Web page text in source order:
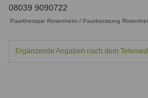
Qualitätssicherung
Familienthemen
Systemischer Ansatz
Ausbildungsinstitute
Fortbildungen
Sitemap
08039 9090722
Paartherapie Rosenheim / Paarberatung
Ergänzende Angaben nach dem